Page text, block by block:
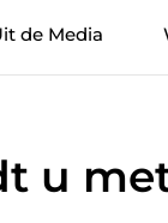
de Media
u